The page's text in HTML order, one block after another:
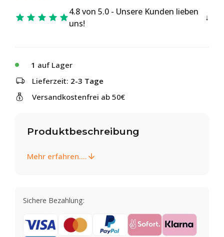
4.8 von 5.0 - Unsere Kunden lieben
uns!
1 auf Lager
Lieferzeit: 2-3 Tage
Versandkostenfrei ab 50€
Produktbeschreibung
Mehr erfahren....
Sichere Bezahlung: